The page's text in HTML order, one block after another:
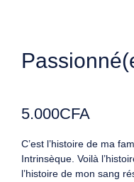
5.000CFA
C’est l’histoire de ma
Intrinsèque. Voilà
l’histoire de mon sang